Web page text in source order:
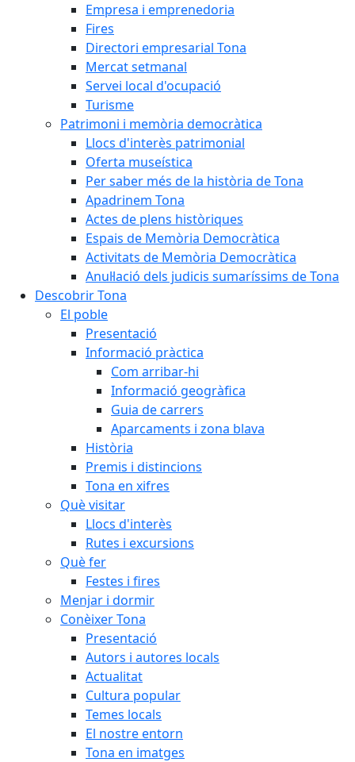
Empresa i emprenedoria
Fires
Directori empresarial Tona
Mercat setmanal
Servei local d'ocupació
Turisme
Patrimoni i memòria democràtica
Llocs d'interès patrimonial
Oferta museística
Per saber més de la història de Tona
Apadrinem Tona
Actes de plens històriques
Espais de Memòria Democràtica
Activitats de Memòria Democràtica
Anul·lació dels judicis sumaríssims de Tona
Descobrir Tona
El poble
Presentació
Informació pràctica
Com arribar-hi
Informació geogràfica
Guia de carrers
Aparcaments i zona blava
Història
Premis i distincions
Tona en xifres
Què visitar
Llocs d'interès
Rutes i excursions
Què fer
Festes i fires
Menjar i dormir
Conèixer Tona
Presentació
Autors i autores locals
Actualitat
Cultura popular
Temes locals
El nostre entorn
Tona en imatges